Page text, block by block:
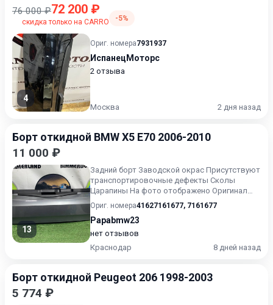
76 000 ₽72 200 ₽
скидка только на CARRO -5%
4
Ориг. номера7931937
ИспанецМоторс
2 отзыва
Москва 2 дня назад
Борт откидной BMW X5 E70 2006-2010
11 000 ₽
13
Задний борт Заводской окрас Присутствуют
транспортировочные дефекты Сколы
Царапины На фото отображено Оригинал
BMW E70 БМВ Е70 X5 E70 X5 E70...
Ориг. номера41627161677, 7161677
Papabmw23
нет отзывов
Краснодар
8 дней назад
Борт откидной Peugeot 206 1998-2003
5 774 ₽